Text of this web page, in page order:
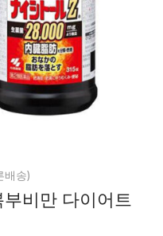
배송)
비만 다이어트